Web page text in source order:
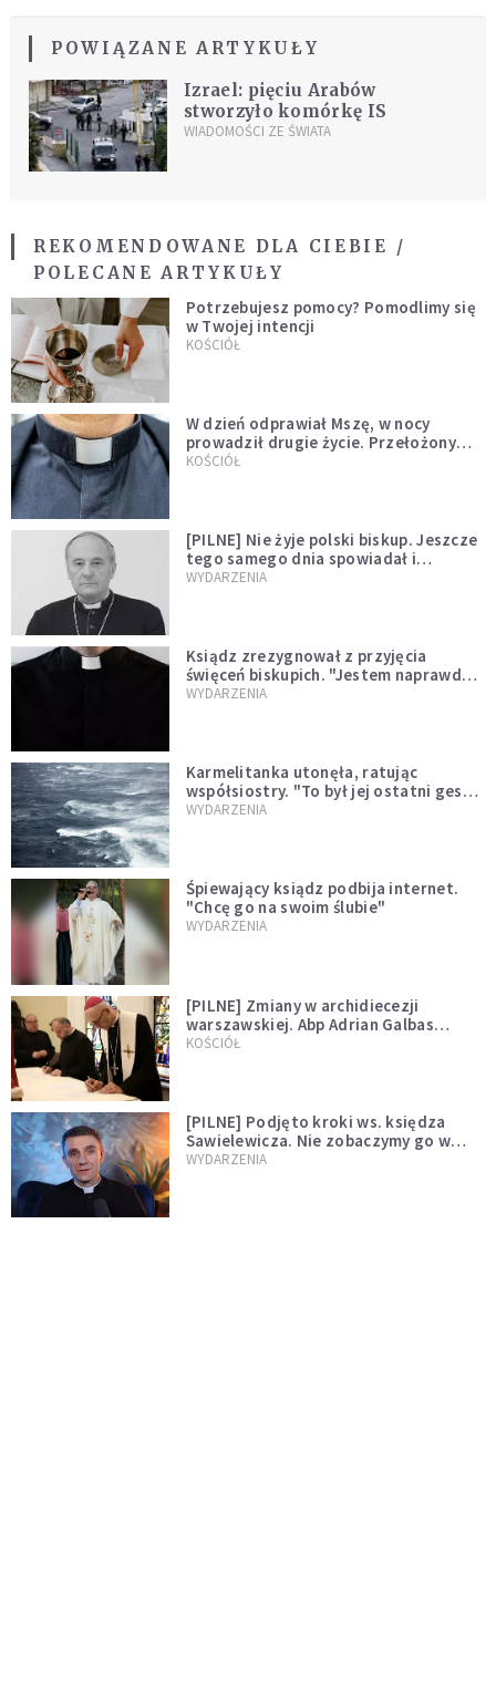
POWIĄZANE ARTYKUŁY
Izrael: pięciu Arabów
stworzyło komórkę IS
WIADOMOŚCI ZE ŚWIATA
REKOMENDOWANE DLA CIEBIE /
POLECANE ARTYKUŁY
Potrzebujesz pomocy? Pomodlimy się
w Twojej intencji
KOŚCIÓŁ
W dzień odprawiał Mszę, w nocy
prowadził drugie życie. Przełożony
kazał mu opuścić zakon
KOŚCIÓŁ
[PILNE] Nie żyje polski biskup. Jeszcze
tego samego dnia spowiadał i
sprawował Mszę świętą
WYDARZENIA
Ksiądz zrezygnował z przyjęcia
święceń biskupich. "Jestem naprawdę
niegodny"
WYDARZENIA
Karmelitanka utonęła, ratując
współsiostry. "To był jej ostatni gest
miłości"
WYDARZENIA
Śpiewający ksiądz podbija internet.
"Chcę go na swoim ślubie"
WYDARZENIA
[PILNE] Zmiany w archidiecezji
warszawskiej. Abp Adrian Galbas
wręczył dekrety nowym proboszczom
KOŚCIÓŁ
[PILNE] Podjęto kroki ws. księdza
Sawielewicza. Nie zobaczymy go w
mediach
WYDARZENIA